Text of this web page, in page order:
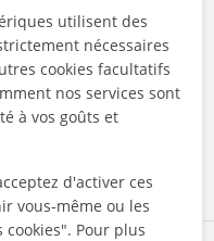
line, hechas pensando
mi idioma y mi cultura y
utilisent des
nécessaires
cookies facultatifs
nos services sont
à vos goûts et
d'activer ces
vous-même ou les
Pour plus